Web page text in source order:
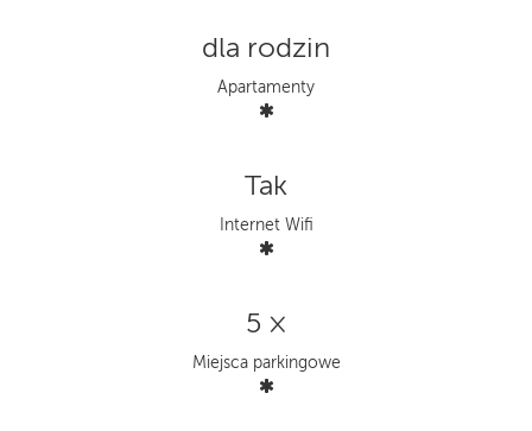
dla rodzin
Apartamenty
Tak
Internet Wifi
5 ×
Miejsca parkingowe